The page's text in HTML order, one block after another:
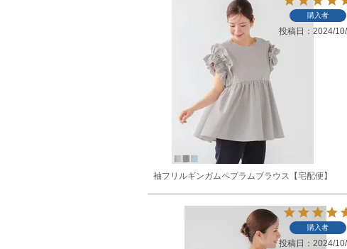
袖フリルギンガムペプラムブラウス【宅配便】
購入者
投稿日 2024/
購入者
投稿日 2024/